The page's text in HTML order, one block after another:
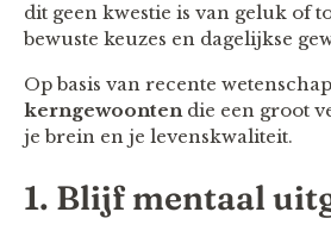
dit geen kwestie is van geluk of
bewuste keuzes en dagelijkse
Op basis van recente
kerngewoontendie een groot
je brein en je levenskwaliteit.
1. Blijf mentaal